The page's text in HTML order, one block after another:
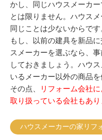
かし、同じハウスメーカ
とは限りません。ハウス
同じことは少ないからです
もし、以前の建具を新品
スメーカーを選ぶなら、
しておきましょう。ハウ
いるメーカー以外の商品
その点、
リフォーム会社
取り扱っている会社もあり
ハウスメーカーの家リフ